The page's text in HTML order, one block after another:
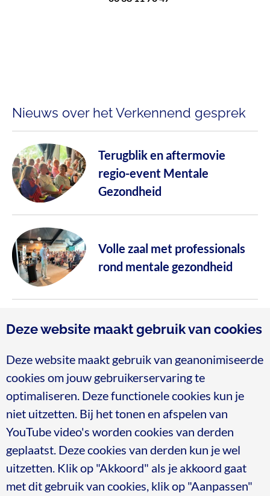
Nieuws over het Verkennend gesprek
Terugblik en aftermovie
regio-event Mentale
Gezondheid
Volle zaal met professionals
rond mentale gezondheid
Deze website maakt gebruik van cookies
Deze website maakt gebruik van geanonimiseerde
cookies om jouw gebruikerservaring te
optimaliseren. Deze functionele cookies kun je
niet uitzetten. Bij het tonen en afspelen van
YouTube video's worden cookies van derden
geplaatst. Deze cookies van derden kun je wel
uitzetten. Klik op "Akkoord" als je akkoord gaat
met dit gebruik van cookies, klik op "Aanpassen"
Blijf op de hoogte
Meld je aan voor de nieuwsbrief
Meld je nu aan